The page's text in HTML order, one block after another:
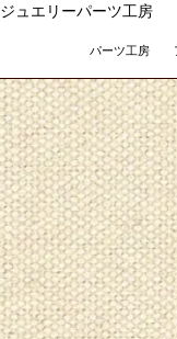
ジュエリーパーツ工房
パーツ工房 ア